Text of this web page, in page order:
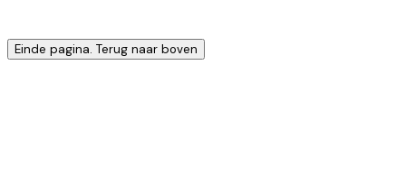
Einde pagina. Terug naar boven